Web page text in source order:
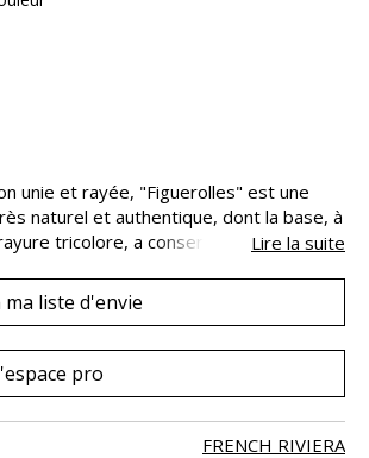
unie et rayée, "Figuerolles" est une
naturel et authentique, dont la base, à
tricolore, a conservé sa teinte
viscose – que d’aucuns surnomment
offrir cette texture légèrement
la fois, augurant de drapés tout en
pour la confection de rideaux mais
classique."
Lire la suite
liste d'envie
pro
FRENCH RIVIERA